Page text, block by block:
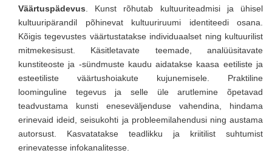
Väärtuspädevus . Kunst rõhutab kultuuriteadmisi ja ühisel
kultuuripärandil põhinevat kultuuriruumi identiteedi osana.
Kõigis tegevustes väärtustatakse individuaalset ning kultuurilist
mitmekesisust. Käsitletavate teemade, analüüsitavate
kunstiteoste ja -sündmuste kaudu aidatakse kaasa eetiliste ja
esteetiliste väärtushoiakute kujunemisele. Praktiline
loominguline tegevus ja selle üle arutlemine õpetavad
teadvustama kunsti eneseväljenduse vahendina, hindama
erinevaid ideid, seisukohti ja probleemilahendusi ning austama
autorsust. Kasvatatakse teadlikku ja kriitilist suhtumist
erinevatesse infokanalitesse.